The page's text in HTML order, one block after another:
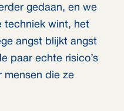
gedaan, en we
techniek wint, het
angst blijkt angst
paar echte risico’s
mensen die ze